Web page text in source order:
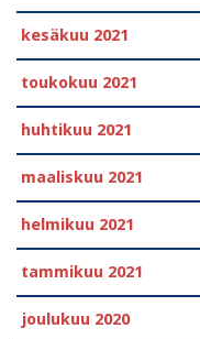
kesäkuu 2021
toukokuu 2021
huhtikuu 2021
maaliskuu 2021
helmikuu 2021
tammikuu 2021
joulukuu 2020